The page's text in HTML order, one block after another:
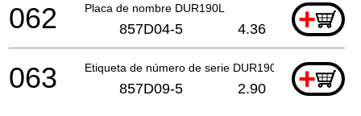
Placa de nombre DUR190L +
062 857D04-5 4.36
Etiqueta de número de serie DUR190L +
063 857D09-5 2.90